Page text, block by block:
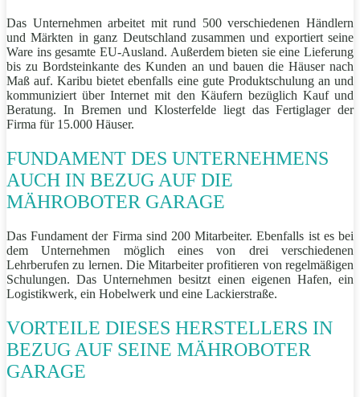
Das Unternehmen arbeitet mit rund 500 verschiedenen Händlern
und Märkten in ganz Deutschland zusammen und exportiert seine
Ware ins gesamte EU-Ausland. Außerdem bieten sie eine Lieferung
bis zu Bordsteinkante des Kunden an und bauen die Häuser nach
Maß auf. Karibu bietet ebenfalls eine gute Produktschulung an und
kommuniziert über Internet mit den Käufern bezüglich Kauf und
Beratung. In Bremen und Klosterfelde liegt das Fertiglager der
Firma für 15.000 Häuser.
FUNDAMENT DES UNTERNEHMENS
AUCH IN BEZUG AUF DIE
MÄHROBOTER GARAGE
Das Fundament der Firma sind 200 Mitarbeiter. Ebenfalls ist es bei
dem Unternehmen möglich eines von drei verschiedenen
Lehrberufen zu lernen. Die Mitarbeiter profitieren von regelmäßigen
Schulungen. Das Unternehmen besitzt einen eigenen Hafen, ein
Logistikwerk, ein Hobelwerk und eine Lackierstraße.
VORTEILE DIESES HERSTELLERS IN
BEZUG AUF SEINE MÄHROBOTER
GARAGE